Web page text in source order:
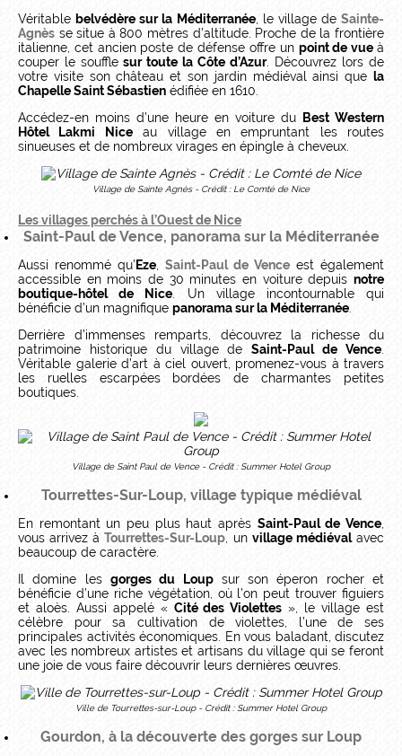
Véritable belvédère sur la Méditerranée, le village de Sainte-
Agnès se situe à 800 mètres d’altitude. Proche de la frontière
italienne, cet ancien poste de défense offre un point de vueà
couper le souffle sur toute la Côte d’Azur. Découvrez lors de
votre visite son château et son jardin médiéval ainsi que la
Chapelle Saint Sébastien édifiée en 1610.
Accédez-en moins d’une heure en voiture du
Best Western
Hôtel Lakmi Niceau village en empruntant les routes
sinueuses et de nombreux virages en épingle à cheveux.
Village de Sainte Agnès - Crédit : Le Comté de Nice
Les villages perchés à l’Ouest de Nice
Saint-Paul de Vence, panorama sur la Méditerranée
Aussi renommé qu’ Eze Saint-Paul de Vence est également
accessible en moins de 30 minutes en voiture depuis notre
boutique-hôtel de Nice . Un village incontournable qui
bénéficie d’un magnifique panorama sur la Méditerranée
Derrière d’immenses remparts, découvrez la richesse du
patrimoine historique du village deSaint-Paul de Vence
Véritable galerie d’art à ciel ouvert, promenez-vous à travers
les ruelles escarpées bordées de charmantes petites
boutiques.
Village de Saint Paul de Vence - Crédit : Summer Hotel Group
Tourrettes-Sur-Loup, village typique médiéval
En remontant un peu plus haut après Saint-Paul de Vence
vous arrivez àTourrettes-Sur-Loup , un village médiévalavec
beaucoup de caractère.
Il domine les gorges du Loupsur son éperon rocher et
bénéficie d’une riche végétation, où l’on peut trouver figuiers
et aloès. Aussi appelé « Cité des Violettes », le village est
célèbre pour sa cultivation de violettes, l’une de ses
principales activités économiques. En vous baladant, discutez
avec les nombreux artistes et artisans du village qui se feront
une joie de vous faire découvrir leurs dernières œuvres.
Ville de Tourrettes-sur-Loup - Crédit : Summer Hotel Group
Gourdon, à la découverte des gorges sur Loup